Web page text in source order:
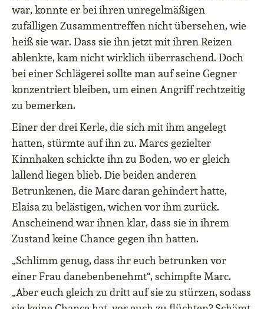
war, konnte er bei ihren unregelmäßigen
zufälligen Zusammentreffen nicht übersehen, wie
heiß sie war. Dass sie ihn jetzt mit ihren Reizen
ablenkte, kam nicht wirklich überraschend. Doch
bei einer Schlägerei sollte man auf seine Gegner
konzentriert bleiben, um einen Angriff rechtzeitig
zu bemerken.
Einer der drei Kerle, die sich mit ihm angelegt
hatten, stürmte auf ihn zu. Marcs gezielter
Kinnhaken schickte ihn zu Boden, wo er gleich
lallend liegen blieb. Die beiden anderen
Betrunkenen, die Marc daran gehindert hatte,
Elaisa zu belästigen, wichen vor ihm zurück.
Anscheinend war ihnen klar, dass sie in ihrem
Zustand keine Chance gegen ihn hatten.
„Schlimm genug, dass ihr euch betrunken vor
einer Frau danebenbenehmt“, schimpfte Marc.
„Aber euch gleich zu dritt auf sie zu stürzen, sodass